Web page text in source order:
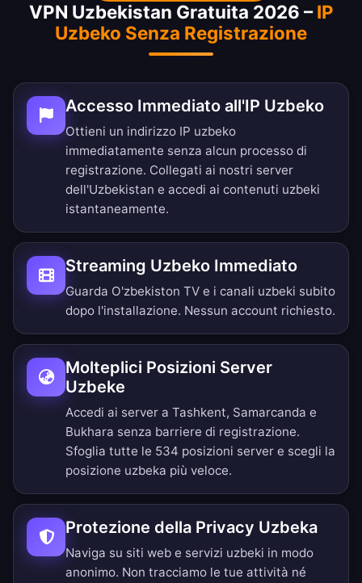
VPN Uzbekistan Gratuita 2026 –IP
Uzbeko Senza Registrazione
Accesso Immediato all'IP Uzbeko
Ottieni un indirizzo IP uzbeko
immediatamente senza alcun processo di
registrazione. Collegati ai nostri server
dell'Uzbekistan e accedi ai contenuti uzbeki
istantaneamente.
Streaming Uzbeko Immediato
Guarda O'zbekiston TV e i canali uzbeki subito
dopo l'installazione. Nessun account richiesto.
Molteplici Posizioni Server
Uzbeke
Accedi ai server a Tashkent, Samarcanda e
Bukhara senza barriere di registrazione.
Sfoglia tutte le 534 posizioni server e scegli la
posizione uzbeka più veloce.
Protezione della Privacy Uzbeka
Naviga su siti web e servizi uzbeki in modo
anonimo. Non tracciamo le tue attività né